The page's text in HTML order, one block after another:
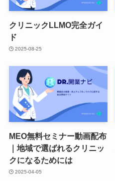
クリニックLLMO完全ガイ
ド
2025-08-25
MEO無料セミナー動画配布
｜地域で選ばれるクリニッ
クになるためには
2025-04-05